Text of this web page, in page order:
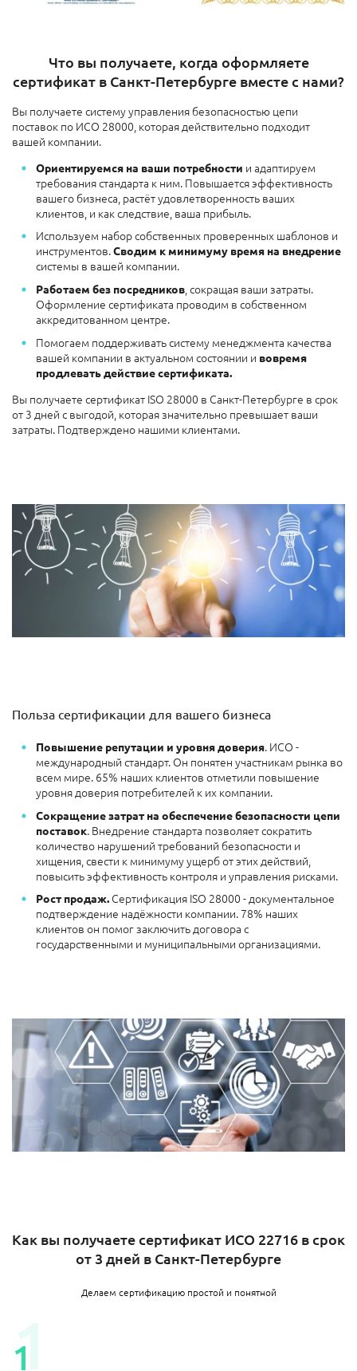
Что вы получаете, когда оформляете
сертификат в Санкт-Петербурге вместе с нами?
Вы получаете систему управления безопасностью цепи
поставок по ИСО 28000, которая действительно подходит
вашей компании.
Ориентируемся на ваши потребности и адаптируем
требования стандарта к ним. Повышается эффективность
вашего бизнеса, растёт удовлетворенность ваших
клиентов, и как следствие, ваша прибыль.
Используем набор собственных проверенных шаблонов и
инструментов.Сводим к минимуму время на внедрение
системы в вашей компании.
Работаем без посредников, сокращая ваши затраты.
Оформление сертификата проводим в собственном
аккредитованном центре.
Помогаем поддерживать систему менеджмента качества
вашей компании в актуальном состоянии и вовремя
продлевать действие сертификата.
Вы получаете сертификат ISO 28000 в Санкт-Петербурге в срок
от 3 дней с выгодой, которая значительно превышает ваши
затраты. Подтверждено нашими клиентами.
Польза сертификации для вашего бизнеса
Повышение репутации и уровня доверия. ИСО -
международный стандарт. Он понятен участникам рынка во
всем мире. 65% наших клиентов отметили повышение
уровня доверия потребителей к их компании.
Сокращение затрат на обеспечение безопасности цепи
поставок. Внедрение стандарта позволяет сократить
количество нарушений требований безопасности и
хищения, свести к минимуму ущерб от этих действий,
повысить эффективность контроля и управления рисками.
Рост продаж. Сертификация ISO 28000 - документальное
подтверждение надёжности компании. 78% наших
клиентов он помог заключить договора с
государственными и муниципальными организациями.
Как вы получаете сертификат ИСО 22716 в срок
от 3 дней в Санкт-Петербурге
Делаем сертификацию простой и понятной